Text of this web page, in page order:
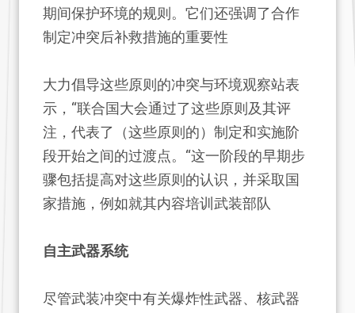
期间保护环境的规则。它们还强调了合作
制定冲突后补救措施的重要性
大力倡导这些原则的冲突与环境观察站表
示，“联合国大会通过了这些原则及其评
注，代表了（这些原则的）制定和实施阶
段开始之间的过渡点。“这一阶段的早期步
骤包括提高对这些原则的认识，并采取国
家措施，例如就其内容培训武装部队
自主武器系统
尽管武装冲突中有关爆炸性武器、核武器